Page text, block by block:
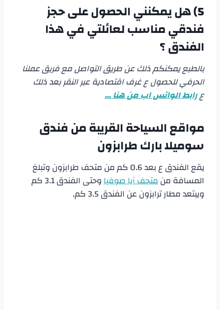
5) هل يمكنني الحصول على حجز
فندقي مناسب لعائلتي في هذا
الفندق ؟
بالطبع يمكنكم ذلك عن طريق التواصل مع فريق عملنا
الحرفي للحصول ع غرف اقتصادية عبر النقر بعد ذلك
عرابط الواتس اب من هنا …
مواقع السياحة القريبة منفندق
سوميلا بارك طرابزون
يقع الفندق ع بعد 0.6 كم من متحف طرابزون وتبلغ
المسافة منمتحف آيا صوفيا
وحتى الفندق 3.1 كم
ويبتعد مطار ترابزون عن الفندق 3.5 كم.